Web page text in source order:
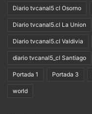
Diario tvcanal5 cl Osorno
Diario tvcanal5.cl La Union
Diario tvcanal5.cl Valdivia
diario tvcanal5_cl Santiago
Portada 1 Portada 3
world